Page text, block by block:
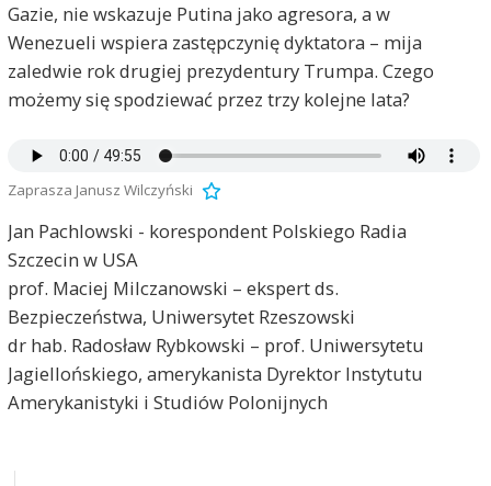
Gazie, nie wskazuje Putina jako agresora, a w
Wenezueli wspiera zastępczynię dyktatora – mija
zaledwie rok drugiej prezydentury Trumpa. Czego
możemy się spodziewać przez trzy kolejne lata?
Zaprasza Janusz Wilczyński
Jan Pachlowski - korespondent Polskiego Radia
Szczecin w USA
prof. Maciej Milczanowski – ekspert ds.
Bezpieczeństwa, Uniwersytet Rzeszowski
dr hab. Radosław Rybkowski – prof. Uniwersytetu
Jagiellońskiego, amerykanista Dyrektor Instytutu
Amerykanistyki i Studiów Polonijnych